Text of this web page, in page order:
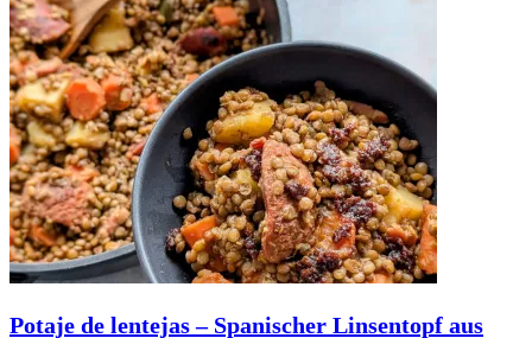
Potaje de lentejas – Spanischer Linsentopf aus